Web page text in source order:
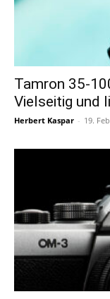
Tamron 35-
Vielseitig und
Herbert Kaspar - 19.